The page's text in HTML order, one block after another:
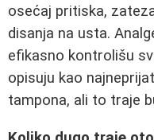
osećaj pritiska,
disanja na usta.
efikasno kontrolišu
opisuju kao
tampona, ali to traje